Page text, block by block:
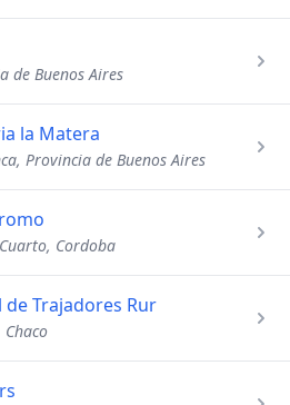
de Buenos Aires
la Matera
Provincia de Buenos Aires
Cordoba
de Trajadores Rur